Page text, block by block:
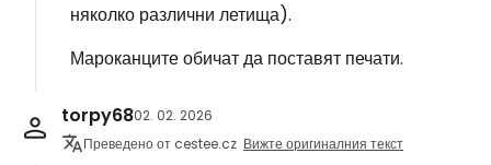
няколко различни летища).
Мароканците обичат да поставят печати.
torpy6802. 02. 2026
Преведено от cestee.cz Вижте оригиналния текст